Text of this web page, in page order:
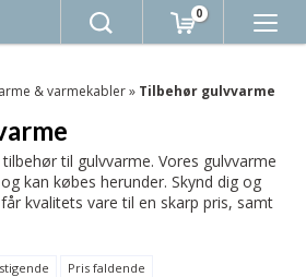
0
& varmekabler» Tilbehør gulvvarme
til gulvvarme. Vores gulvvarme
kan købes herunder. Skynd dig og
kvalitets vare til en skarp pris, samt
Pris faldende